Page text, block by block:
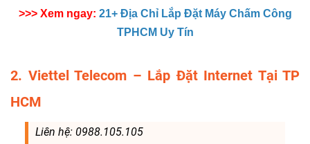
>>> Xem ngay: 21+ Địa Chỉ Lắp Đặt Máy Chấm Công
TPHCM Uy Tín
2. Viettel Telecom – Lắp Đặt Internet Tại TP
HCM
Liên hệ: 0988.105.105